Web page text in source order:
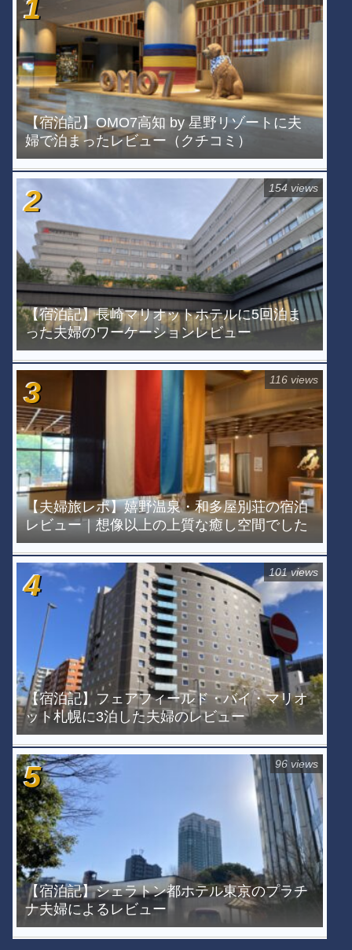
【宿泊記】OMO7高知 by 星野リゾートに夫
婦で泊まったレビュー（クチコミ）
【宿泊記】長崎マリオットホテルに5回泊ま
った夫婦のワーケーションレビュー
154 views
【夫婦旅レポ】嬉野温泉・和多屋別荘の宿泊
レビュー｜想像以上の上質な癒し空間でした
116 views
【宿泊記】フェアフィールド・バイ・マリオ
ット札幌に3泊した夫婦のレビュー
101 views
【宿泊記】シェラトン都ホテル東京のプラチ
ナ夫婦によるレビュー
96 views